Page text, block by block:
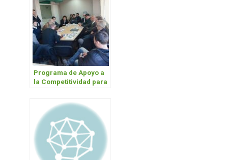
Programa de Apoyo a
la Competitividad para